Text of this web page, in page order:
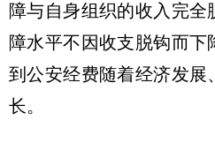
障与自身组织的收入完
障水平不因收支脱钩而
到公安经费随着经济发展
长。